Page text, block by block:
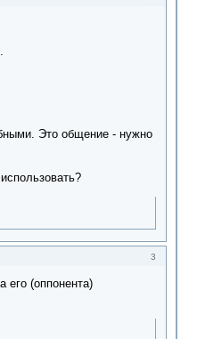
Это общение - нужно
3
его (оппонента)